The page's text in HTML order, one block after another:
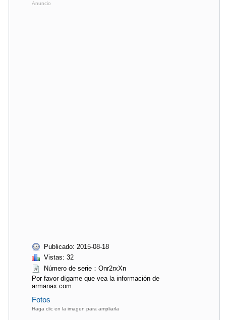
Anuncio
Publicado: 2015-08-18
Vistas: 32
Número de serie：Onr2rxXn
Por favor dígame que vea la información de
armanax.com.
Fotos
Haga clic en la imagen para ampliarla